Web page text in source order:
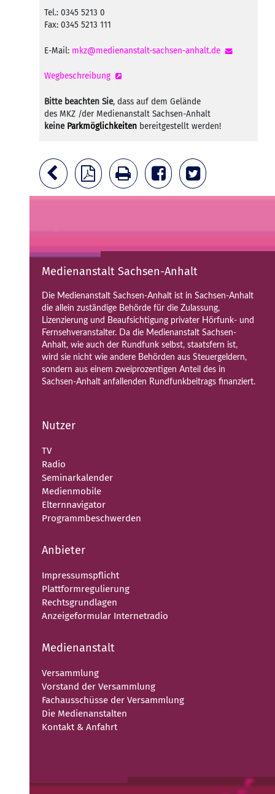
Tel.: 0345 5213 0
Fax: 0345 5213 111
E-Mail: mkz@medienanstalt-sachsen-anhalt.de
Wegbeschreibung
Bitte beachten Sie, dass auf dem Gelände
des MKZ /der Medienanstalt Sachsen-Anhalt
keine Parkmöglichkeiten bereitgestellt werden!
Medienanstalt Sachsen-Anhalt
Die Medienanstalt Sachsen-Anhalt ist in Sachsen-Anhalt
die allein zuständige Behörde für die Zulassung,
Lizenzierung und Beaufsichtigung privater Hörfunk- und
Fernsehveranstalter. Da die Medienanstalt Sachsen-
Anhalt, wie auch der Rundfunk selbst, staatsfern ist,
wird sie nicht wie andere Behörden aus Steuergeldern,
sondern aus einem zweiprozentigen Anteil des in
Sachsen-Anhalt anfallenden Rundfunkbeitrags finanziert.
Nutzer
TV
Radio
Seminarkalender
Medienmobile
Elternnavigator
Programmbeschwerden
Anbieter
Impressumspflicht
Plattformregulierung
Rechtsgrundlagen
Anzeigeformular Internetradio
Medienanstalt
Versammlung
Vorstand der Versammlung
Fachausschüsse der Versammlung
Die Medienanstalten
Kontakt & Anfahrt